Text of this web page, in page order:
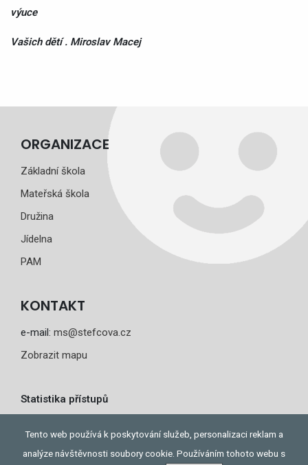
výuce
Vašich dětí . Miroslav Macej
ORGANIZACE
Základní škola
Mateřská škola
Družina
Jídelna
PAM
KONTAKT
e-mail: ms@stefcova.cz
Zobrazit mapu
Statistika přístupů
Tento web používá k poskytování služeb, personalizaci reklam a
analýze návštěvnosti soubory cookie. Používáním tohoto webu s